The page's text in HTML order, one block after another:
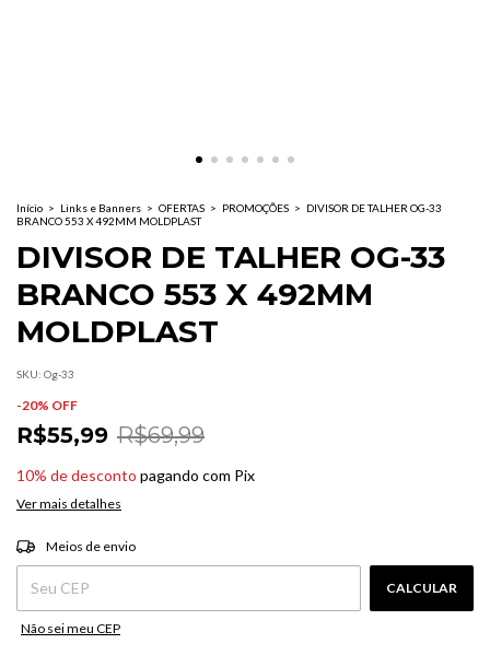
Início > Links e Banners > OFERTAS > PROMOÇÕES > DIVISOR DE TALHER OG-33
BRANCO 553 X 492MM MOLDPLAST
DIVISOR DE TALHER OG-33
BRANCO 553 X 492MM
MOLDPLAST
SKU: Og-33
-20% OFF
R$55,99 R$69,99
10% de desconto pagando com Pix
Ver mais detalhes
Entregas para o CEP:
Meios de envio
CALCULAR
Não sei meu CEP